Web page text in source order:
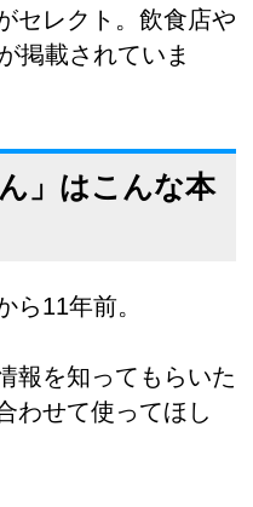
セレクト。飲食店や
掲載されていま
」はこんな本
ら11年前。
報を知ってもらいた
わせて使ってほし